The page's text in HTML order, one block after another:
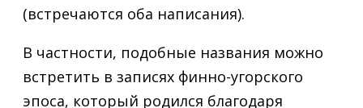
(встречаются оба написания).
В частности, подобные названия можно
встретить в записях финно-угорского
эпоса, который родился благодаря